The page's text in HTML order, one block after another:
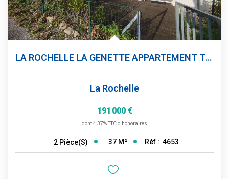
LA ROCHELLE LA GENETTE APPARTEMENT T2 TERRASSE PLACE DE...
La Rochelle
191 000 €
dont 4,37% TTC d'honoraires
2 Pièce(s) 37 M² Réf : 4653